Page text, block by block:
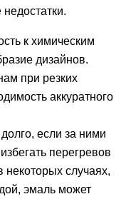
к химическим
дизайнов.
при резких
аккуратного
если за ними
перегревов
случаях,
эмаль может